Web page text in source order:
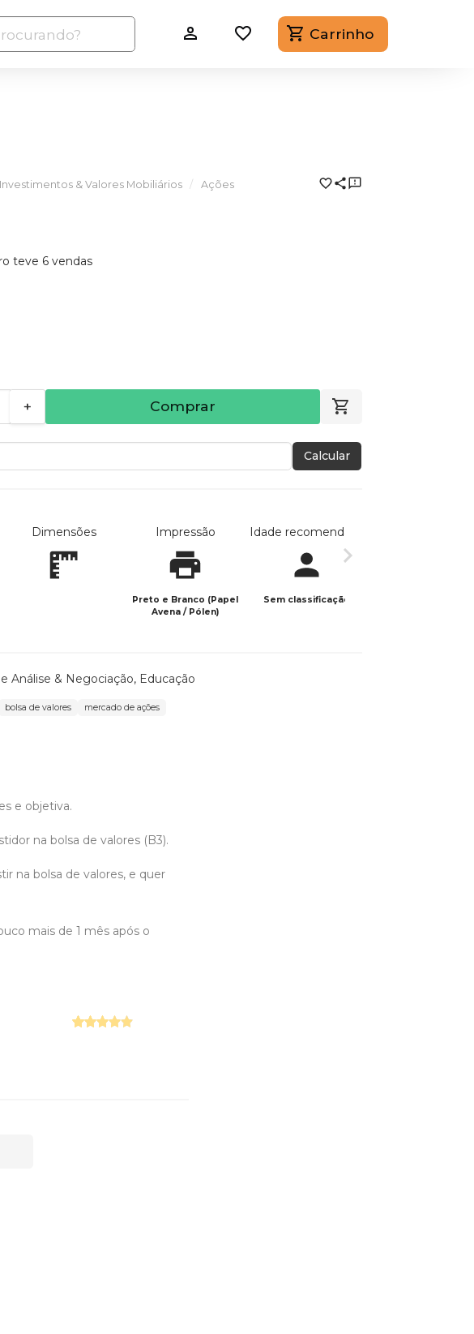
Carrinho
Investimentos & Valores Mobiliários Ações
teve 6 vendas
+ Comprar
Calcular
Dimensões Impressão
Preto e Branco (Papel
Avena / Pólen)
Idade recomendada
Sem classificação
Análise & Negociação, Educação
bolsa de valores mercado de ações
e objetiva.
na bolsa de valores (B3).
na bolsa de valores, e quer
mais de 1 mês após o